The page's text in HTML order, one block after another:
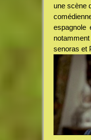
une scène
espagnole
senoras et